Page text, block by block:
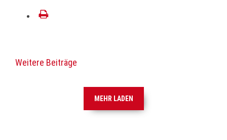
Weitere Beiträge
MEHR LADEN